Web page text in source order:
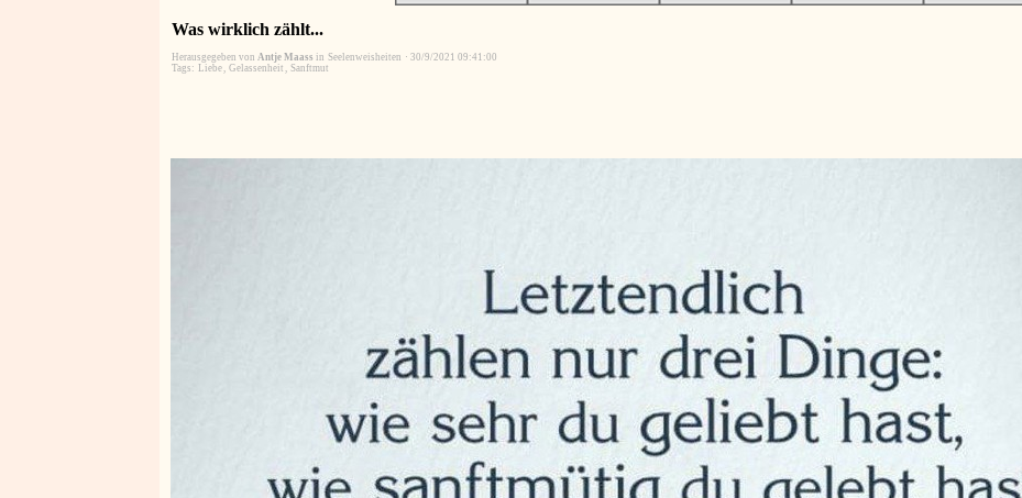
Was wirklich zählt...
Herausgegeben von Antje Maass in Seelenweisheiten · 30/9/2021 09:41:00
Tags: Liebe, Gelassenheit , Sanftmut